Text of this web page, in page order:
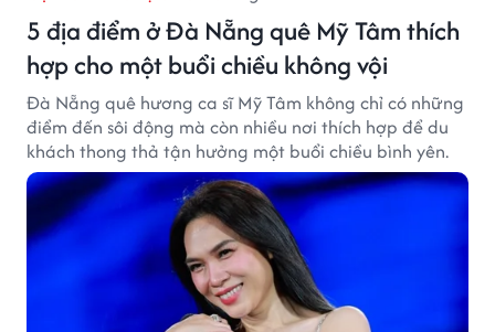
5 địa điểm ở Đà Nẵng quê Mỹ Tâm thích
hợp cho một buổi chiều không vội
Đà Nẵng quê hương ca sĩ Mỹ Tâm không chỉ có những
điểm đến sôi động mà còn nhiều nơi thích hợp để du
khách thong thả tận hưởng một buổi chiều bình yên.